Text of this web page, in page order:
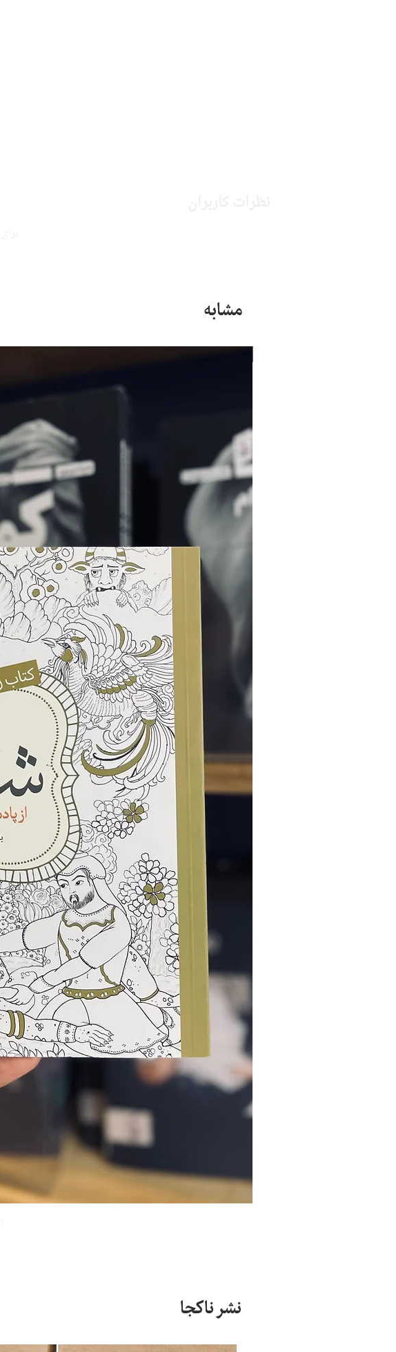
مشابه
نشر ناکجا